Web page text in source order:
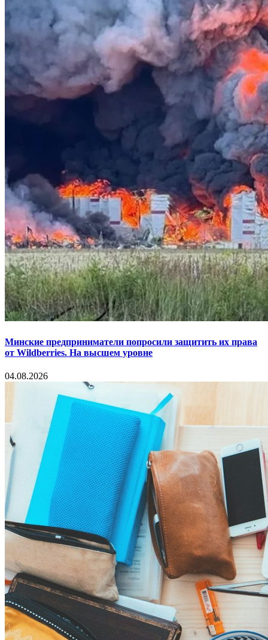
Минские предприниматели попросили защитить их права
от Wildberries. На высшем уровне
04.08.2026